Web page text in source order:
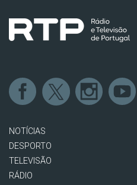
NOTÍCIAS
DESPORTO
TELEVISÃO
RÁDIO